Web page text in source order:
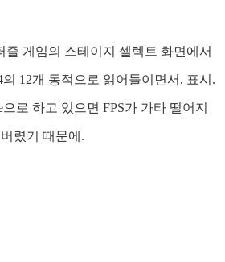
즐 게임의 스테이지 셀렉트 화면에서
12개 동적으로 읽어들이면서, 표시.
으로 하고 있으면 FPS가 가타 떨어지
렸기 때문에.